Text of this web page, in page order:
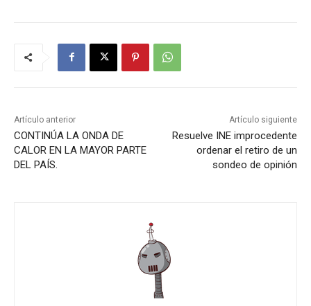
Artículo anterior
CONTINÚA LA ONDA DE
CALOR EN LA MAYOR PARTE
DEL PAÍS.
Artículo siguiente
Resuelve INE improcedente
ordenar el retiro de un
sondeo de opinión